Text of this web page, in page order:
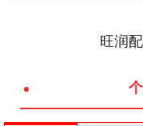
旺润